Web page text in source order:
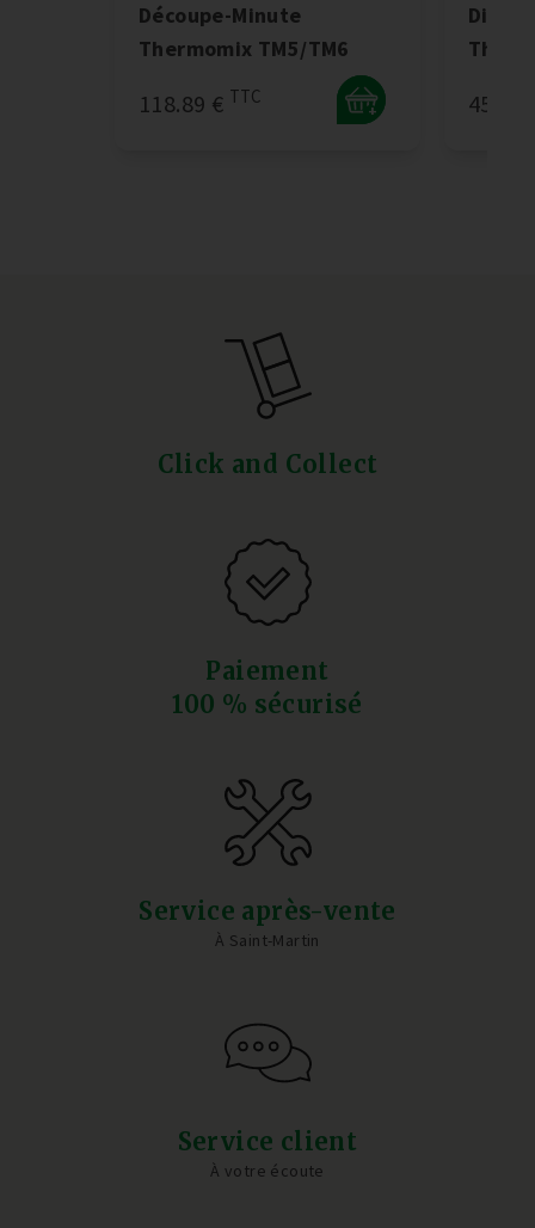
Découpe-Minute
Thermomix TM5/TM6
118.89 € TTC
+ 45.16
Click and Collect
Paiement
100 % sécurisé
Service après-vente
À Saint-Martin
Service client
À votre écoute